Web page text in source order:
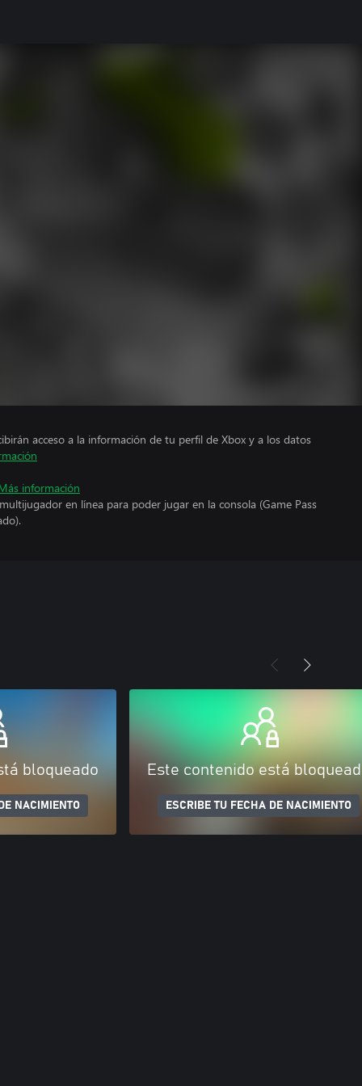
acceso a la información de tu perfil de Xbox y a los datos
información
en línea para poder jugar en la consola (Game Pass
bloqueado
NACIMIENTO
Este contenido está
ESCRIBE TU FECHA DE NACIMIENTO